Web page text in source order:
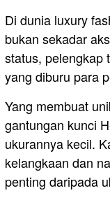
Di dunia luxury
bukan sekadar
status, pelengkap
yang diburu para
Yang membuat
gantungan kunci
ukurannya kecil.
kelangkaan dan
penting daripada